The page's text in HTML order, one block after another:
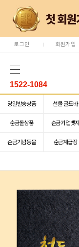
로그인 회원가입
1522-1084
당일발송상품 선물 골드바
순금돌상품 순금기업뱃지
순금기념동물 순금계급장